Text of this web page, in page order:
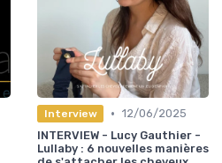
Interview • 12/06/2025
INTERVIEW - Lucy Gauthier -
Lullaby : 6 nouvelles manières